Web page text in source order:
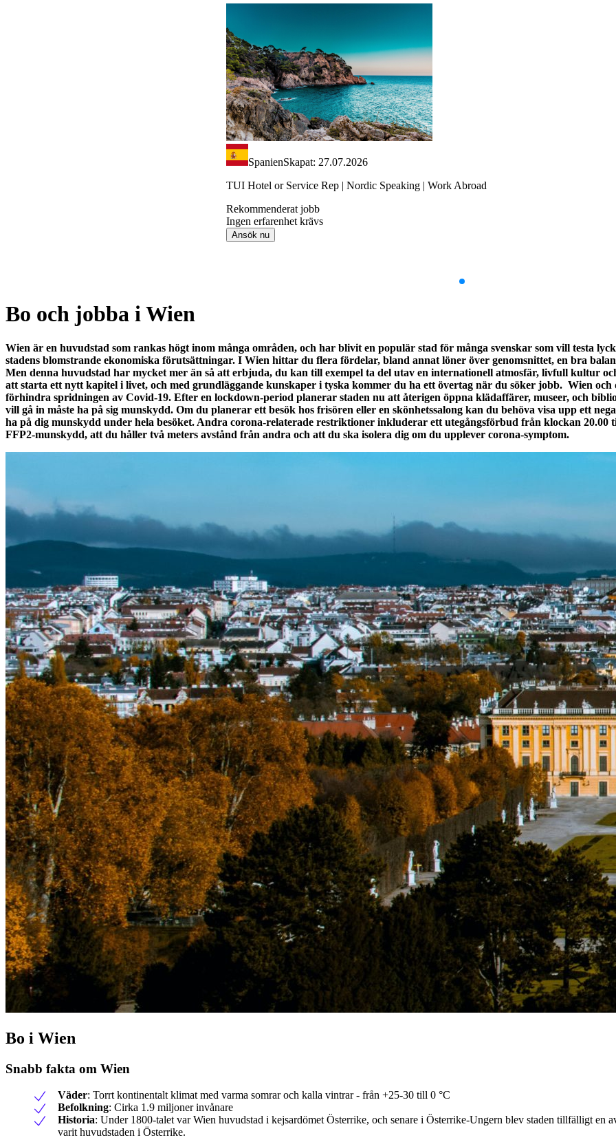
SpanienSkapat: 27.07.2026
TUI Hotel or Service Rep | Nordic Speaking | Work Abroad
Rekommenderat jobb
Ingen erfarenhet krävs
Ansök nu
1
of
Bo och jobba i Wien
Wien är en huvudstad som rankas högt inom många områden, och har blivit en populär stad för många svenskar som vill testa
stadens blomstrande ekonomiska förutsättningar. I Wien hittar du flera fördelar, bland annat löner över genomsnittet, en bra
Men denna huvudstad har mycket mer än så att erbjuda, du kan till exempel ta del utav en internationell atmosfär, livfull kultur
att starta ett nytt kapitel i livet, och med grundläggande kunskaper i tyska kommer du ha ett övertag när du söker jobb. Wien
förhindra spridningen av Covid-19. Efter en lockdown-period planerar staden nu att återigen öppna klädaffärer, museer, och
vill gå in måste ha på sig munskydd. Om du planerar ett besök hos frisören eller en skönhetssalong kan du behöva visa upp ett
ha på dig munskydd under hela besöket. Andra corona-relaterade restriktioner inkluderar ett utegångsförbud från klockan 20.00
FFP2-munskydd, att du håller två meters avstånd från andra och att du ska isolera dig om du upplever corona-symptom.
Bo i Wien
Snabb fakta om Wien
Väder: Torrt kontinentalt klimat med varma somrar och kalla vintrar - från +25-30 till 0 °C
Befolkning: Cirka 1.9 miljoner invånare
Historia: Under 1800-talet var Wien huvudstad i kejsardömet Österrike, och senare i Österrike-Ungern blev staden tillfälligt en
varit huvudstaden i Österrike.